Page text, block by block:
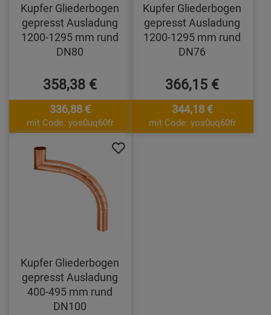
Kupfer Gliederbogen
gepresst Ausladung
1200-1295 mm rund
DN80
358,38 €
336,88 €
mit Code: yos0uq60fr
Kupfer Gliederbogen
gepresst Ausladung
1200-1295 mm rund
DN76
366,15 €
344,18 €
mit Code: yos0uq60fr
Kupfer Gliederbogen
gepresst Ausladung
400-495 mm rund
DN100